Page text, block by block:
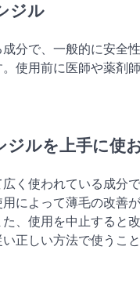
ジル
分で、一般的に安
使用前に医師や薬剤
ルを上手に使
く使われている成
によって薄毛の改善
、使用を中止すると
正しい方法で使うこと